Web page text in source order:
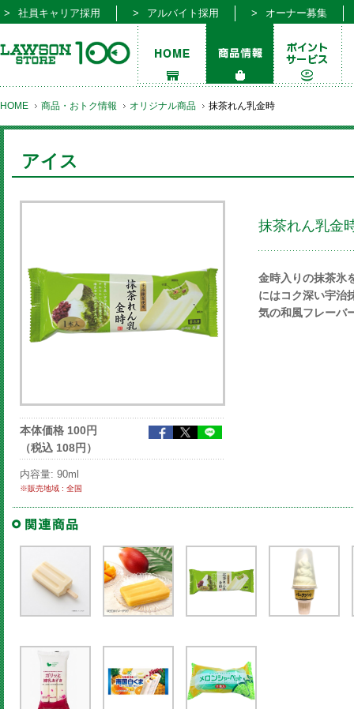
社員キャリア採用 アルバイト採用 オーナー募集
HOME 商品・おトク情報 オリジナル商品 抹茶れん乳金時
アイス
抹茶れん乳金
金時入りの抹茶氷
にはコク深い宇治
気の和風フレーバ
本体価格 100円
（税込 108円）
内容量: 90ml
※販売地域 : 全国